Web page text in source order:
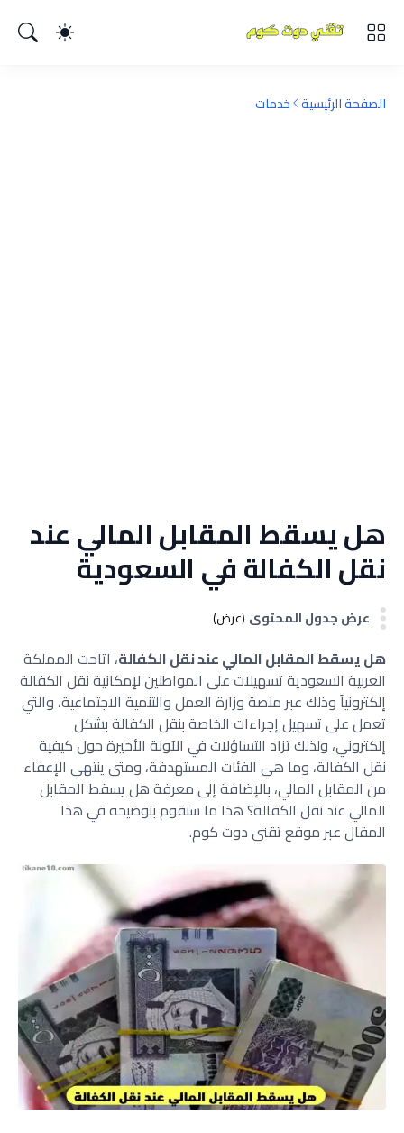
الصفحة الرئيسية خدمات
هل يسقط المقابل المالي عند
نقل الكفالة في السعودية
عرض جدول المحتوى (عرض)
هل يسقط المقابل المالي عند نقل الكفالة، اتاحت المملكة
العربية السعودية تسهيلات على المواطنين لإمكانية نقل الكفالة
إلكترونياً وذلك عبر منصة وزارة العمل والتنمية الاجتماعية، والتي
تعمل على تسهيل إجراءات الخاصة بنقل الكفالة بشكل
إلكتروني، ولذلك تزاد التساؤلات في الآونة الأخيرة حول كيفية
نقل الكفالة، وما هي الفئات المستهدفة، ومتى ينتهي الإعفاء
من المقابل المالي، بالإضافة إلى معرفة هل يسقط المقابل
المالي عند نقل الكفالة؟ هذا ما سنقوم بتوضيحه في هذا
المقال عبر موقع تقني دوت كوم.